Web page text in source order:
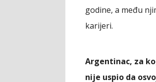
godine, a među
karijeri.
Argentinac, za
nije uspio da